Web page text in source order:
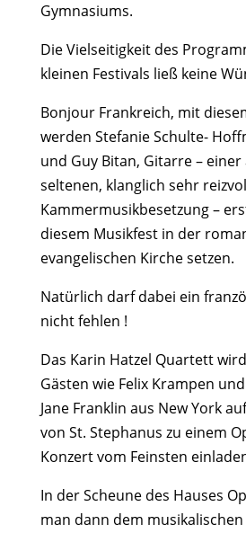
Gymnasiums.
Die Vielseitigkeit des
kleinen Festivals ließ keine
Bonjour Frankreich, mit
werden Stefanie Schulte-
und Guy Bitan, Gitarre –
seltenen, klanglich sehr
Kammermusikbesetzung –
diesem Musikfest in der
evangelischen Kirche setzen.
Natürlich darf dabei ein
nicht fehlen !
Das Karin Hatzel Quartett
Gästen wie Felix Krampen
Jane Franklin aus New York
von St. Stephanus zu einem
Konzert vom Feinsten
In der Scheune des Hauses
man dann dem